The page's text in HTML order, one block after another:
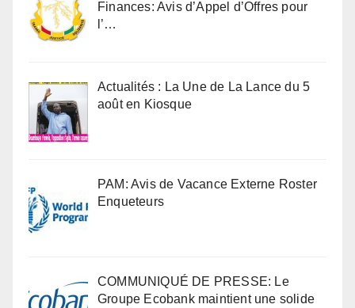
Finances: Avis d’Appel d’Offres pour
l’…
Actualités : La Une de La Lance du 5
août en Kiosque
PAM: Avis de Vacance Externe Roster
Enqueteurs
COMMUNIQUÉ DE PRESSE: Le
Groupe Ecobank maintient une solide